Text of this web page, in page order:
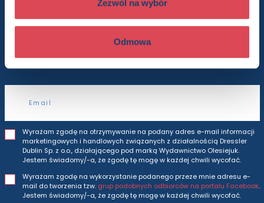
Zezwól na wybór
Odmowa
Będziesz otrzymywać wszytkie nasze nowości
i ofertyprosto do Twojej skrzynki odbiorczej.
Wyrażam zgodę na otrzymywanie na podany adres e-mail informacji
marketingowych i handlowych związanych z działalnością Dressler
Dublin Sp. z o.o., działającego pod marką Wydawnictwo Olesiejuk.
Jestem świadomy/-a, że zgodę tę mogę w każdej chwili wycofać.
Wyrażam zgodę na wykorzystanie podanego przeze mnie adresu e-
mail do tworzenia tzw. grup podobnych odbiorców na portalu Facebook.
Jestem świadomy/-a, że zgodę tę mogę w każdej chwili wycofać.